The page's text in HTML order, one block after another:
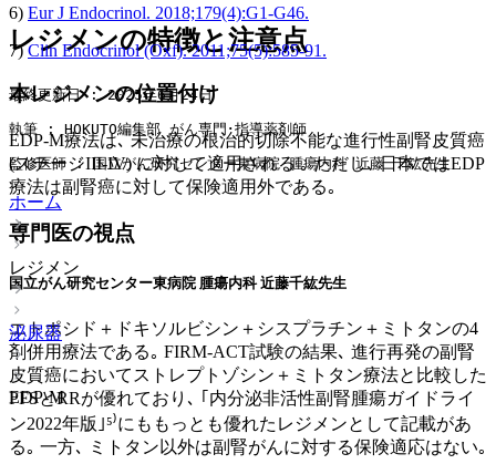
6) Eur J Endocrinol. 2018;179(4):G1-G46.
7)Clin Endocrinol (Oxf). 2011;75(5):585-91.
最終更新日 : 2025年6月24日
執筆 : HOKUTO編集部 がん専門･指導薬剤師
監修医師 : 国立がん研究センター東病院 腫瘍内科 近藤 千紘先生
ホーム
レジメン
泌尿器
EDP-M
レジメンの特徴と注意点
本レジメンの位置付け
EDP-M療法は､ 未治療の根治的切除不能な進行性副腎皮質癌
(ステージIII-IV) に対して適用される ｡ ただし､ 日本ではEDP
療法は副腎癌に対して保険適用外である｡
専門医の視点
国立がん研究センター東病院 腫瘍内科 近藤千紘先生
エトポシド＋ドキソルビシン＋シスプラチン＋ミトタンの4
剤併用療法である｡ FIRM-ACT試験の結果､ 進行再発の副腎
皮質癌においてストレプトゾシン＋ミトタン療法と比較した
PFSとRRが優れており､ ｢内分泌非活性副腎腫瘍ガイドライ
ン2022年版｣⁵⁾にももっとも優れたレジメンとして記載があ
る｡ 一方､ ミトタン以外は副腎がんに対する保険適応はない｡